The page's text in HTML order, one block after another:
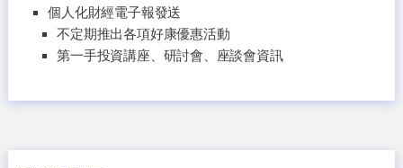
個人化財經電子報發送
不定期推出各項好康優惠活動
第一手投資講座、研討會、座談會資訊